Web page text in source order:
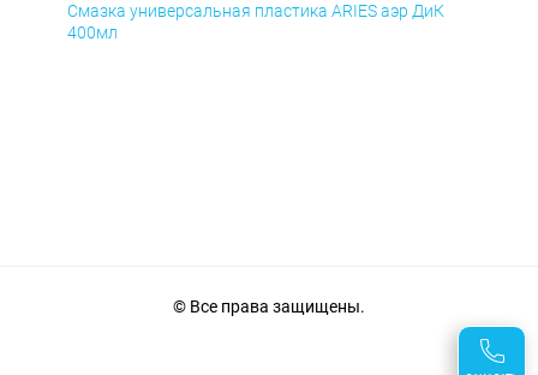
Смазка универсальная пластика ARIES аэр ДиК
400мл
© Все права защищены.